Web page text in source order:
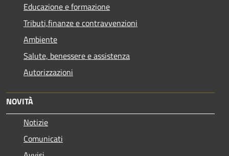
Educazione e formazione
Tributi,finanze e contravvenzioni
Ambiente
Salute, benessere e assistenza
Autorizzazioni
NOVITÀ
Notizie
Comunicati